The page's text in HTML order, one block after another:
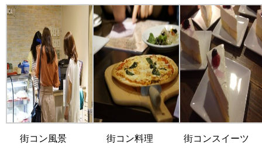
街コン風景 街コン料理 街コンスイーツ